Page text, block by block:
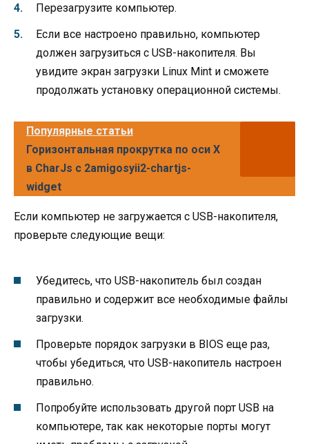
Перезагрузите компьютер.
Если все настроено правильно, компьютер
должен загрузиться с USB-накопителя. Вы
увидите экран загрузки Linux Mint и сможете
продолжать установку операционной системы.
Популярные статьи
Горизонтальная прокрутка по оси X
в CharJs с 2amigosyii2-chartjs-
widget
Если компьютер не загружается с USB-накопителя,
проверьте следующие вещи:
Убедитесь, что USB-накопитель был создан
правильно и содержит все необходимые файлы
загрузки.
Проверьте порядок загрузки в BIOS еще раз,
чтобы убедиться, что USB-накопитель настроен
правильно.
Попробуйте использовать другой порт USB на
компьютере, так как некоторые порты могут